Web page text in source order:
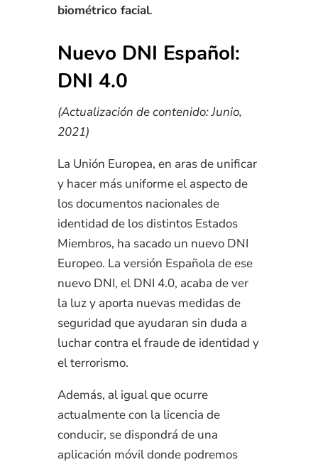
biométrico facial.
Nuevo DNI Español:
DNI 4.0
(Actualización de contenido: Junio,
2021)
La Unión Europea, en aras de unificar
y hacer más uniforme el aspecto de
los documentos nacionales de
identidad de los distintos Estados
Miembros, ha sacado un nuevo DNI
Europeo. La versión Española de ese
nuevo DNI, el DNI 4.0, acaba de ver
la luz y aporta nuevas medidas de
seguridad que ayudaran sin duda a
luchar contra el fraude de identidad y
el terrorismo.
Además, al igual que ocurre
actualmente con la licencia de
conducir, se dispondrá de una
aplicación móvil donde podremos